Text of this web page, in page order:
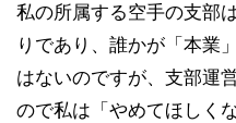
私の所属する空手の支部
りであり、誰かが「本業
はないのですが、支部運
ので私は「やめてほしく